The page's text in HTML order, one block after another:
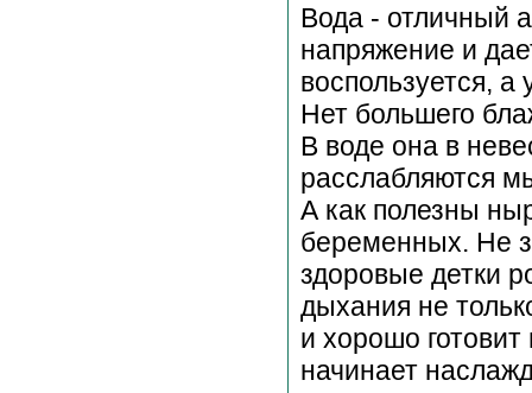
Вода - отличный
напряжение и
воспользуется,
Нет большего
В воде она в
расслабляются
А как полезны
беременных. Не
здоровые детки
дыхания не
и хорошо
начинает